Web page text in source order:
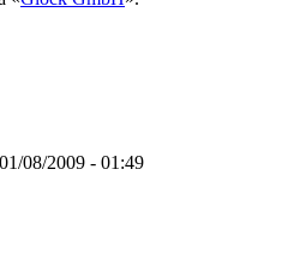
08/2009 - 01:49